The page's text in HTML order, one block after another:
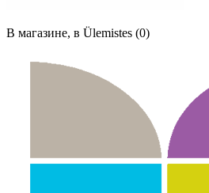
В магазине, в Ülemistes (0)